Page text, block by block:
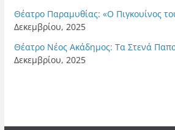
Θέατρο Παραμυθίας: «Ο Πιγκουίνος
Δεκεμβρίου, 2025
Θέατρο Νέος Ακάδημος: Τα Στενά
Δεκεμβρίου, 2025